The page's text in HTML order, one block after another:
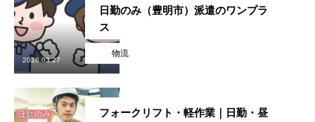
物流
日勤のみ（豊明市）派遣のワンプラ
ス
2026.03.27
フォークリフト・軽作業｜日勤・昼